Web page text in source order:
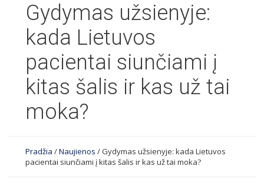
Gydymas užsienyje:
kada Lietuvos
pacientai siunčiami į
kitas šalis ir kas už tai
moka?
Pradžia /Naujienos /Gydymas užsienyje: kada Lietuvos
pacientai siunčiami į kitas šalis ir kas už tai moka?